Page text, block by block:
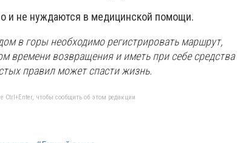
и не нуждаются в медицинской помощи.
в горы необходимо регистрировать маршрут,
времени возвращения и иметь при себе средства
правил может спасти жизнь.
чтобы сообщить об этом редакции